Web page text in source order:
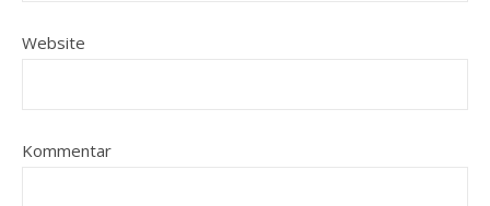
Website
Kommentar